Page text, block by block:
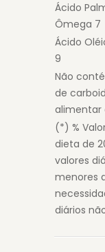
Ácido
Ômega 7
Ácido
9
Não
de
alimentar
(*) %
dieta de
valores
menores
diários